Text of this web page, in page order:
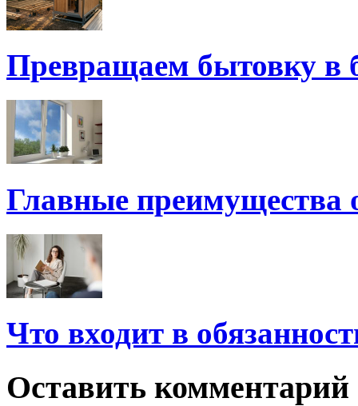
Превращаем бытовку в
Главные преимущества
Что входит в
Оставить комментарий